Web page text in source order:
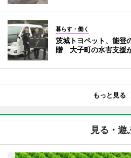
暮らす・働く
茨城トヨペット、能登
贈 大子町の水害支援
もっと見る
見る・遊